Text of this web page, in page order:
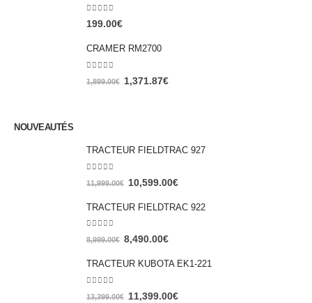
0out of 5
199.00€
CRAMER RM2700
out of 5
1,899.00€ 1,371.87€
NOUVEAUTÉS
TRACTEUR FIELDTRAC 927
11,999.00€ 10,599.00€
TRACTEUR FIELDTRAC 922
out of 5
8,999.00€ 8,490.00€
TRACTEUR KUBOTA EK1-221
13,399.00€ 11,399.00€